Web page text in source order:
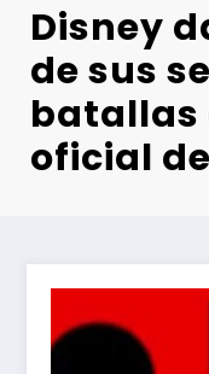
Disney
de sus
batallas
oficial